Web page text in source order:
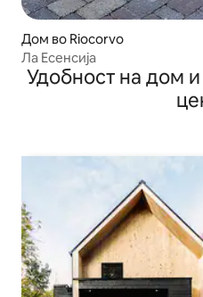
Дом во Riocorvo
Ла Есенсија
Удобност на дом